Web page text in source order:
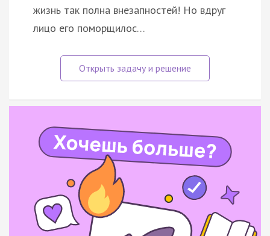
жизнь так полна внезапностей! Но вдруг
лицо его поморщилос…